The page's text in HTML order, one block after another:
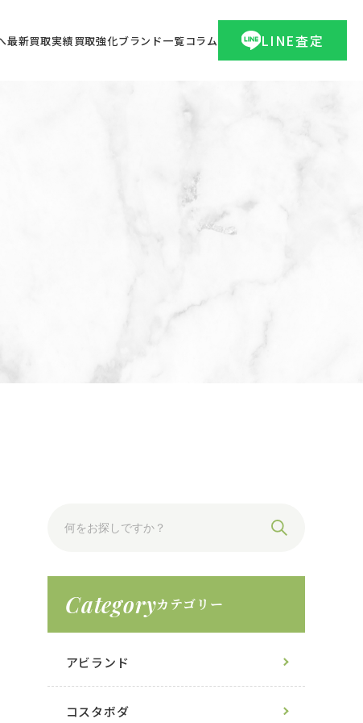
最新買取実績買取強化ブランド一覧コラム LINE査定
Categoryカテゴリー
アビランド
コスタボダ